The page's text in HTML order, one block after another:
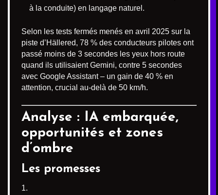
à la conduite) en langage naturel.
Selon les tests fermés menés en avril 2025 sur la
piste d’Hällered, 78 % des conducteurs pilotes ont
passé moins de 3 secondes les yeux hors route
quand ils utilisaient Gemini, contre 5 secondes
avec Google Assistant – un gain de 40 % en
attention, crucial au-delà de 50 km/h.
Analyse : IA embarquée,
opportunités et zones
d’ombre
Les promesses